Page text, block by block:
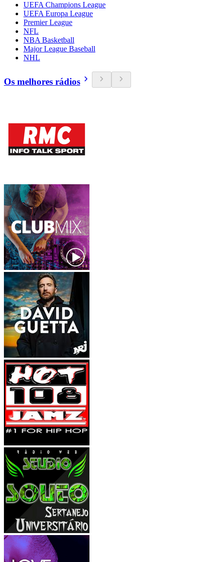
UEFA Champions League
UEFA Europa League
Premier League
NFL
NBA Basketball
Major League Baseball
NHL
Os melhores rádios